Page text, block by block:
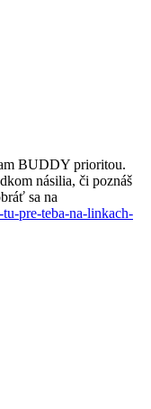
BUDDY prioritou.
násilia, či poznáš
sa na
pre-teba-na-linkach-